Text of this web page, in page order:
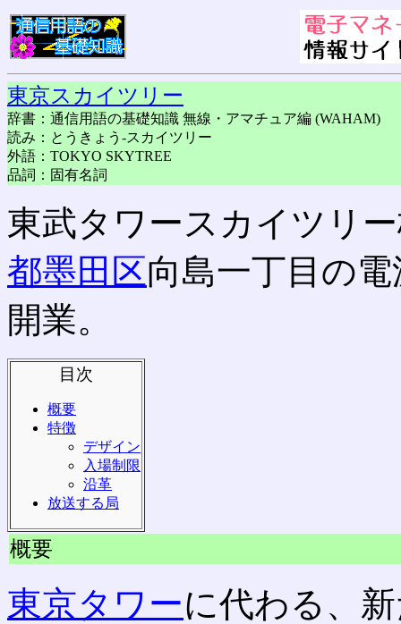
東京スカイツリー
辞書：通信用語の基礎知識 無線・アマチュア編 (WAHAM)
読み：とうきょう-スカイツリー
外語：TOKYO SKYTREE
品詞：固有名詞
東武タワースカイツリ
都墨田区向島一丁目の
開業。
目次
概要
特徴
デザイン
入場制限
沿革
放送する局
概要
東京タワーに代わる、